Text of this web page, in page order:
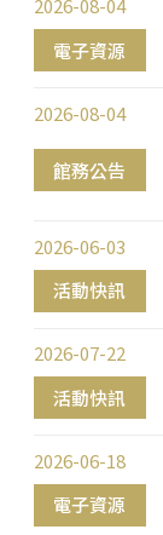
電子資源
2026-08-04
館務公告
2026-08-04
活動快訊
2026-06-03
活動快訊
2026-07-22
電子資源
2026-06-18